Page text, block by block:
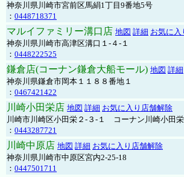
神奈川県川崎市宮前区馬絹1丁目9番地5号
： 0448718371
マルイファミリー溝口店 地図 詳細 お気に入
神奈川県川崎市高津区溝口１-４-１
： 0448222525
鎌倉店(コーナン鎌倉大船モール) 地図 詳細
神奈川県鎌倉市岡本１１８８番地１
： 0467421422
川崎小田栄店 地図 詳細 お気に入り店舗解除
川崎市川崎区小田栄２‐３‐１ コーナン川崎小田
： 0443287721
川崎中原店 地図 詳細 お気に入り店舗解除
神奈川県川崎市中原区宮内2-25-18
： 0447501711